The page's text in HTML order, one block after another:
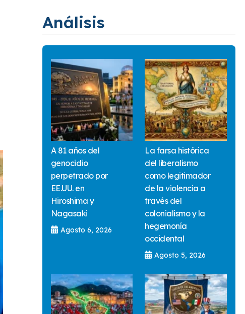
Análisis
A 81 años del
genocidio
perpetrado por
EE.UU. en
Hiroshima y
Nagasaki
Agosto 6, 2026
La farsa histórica
del liberalismo
como legitimador
de la violencia a
través del
colonialismo y la
hegemonía
occidental
Agosto 5, 2026